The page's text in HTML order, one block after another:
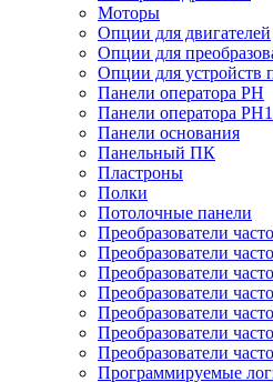
Моторы
Опции для двигателей
Опции для
Опции для устройств
Панели оператора PH
Панели оператора PH1
Панели основания
Панельный ПК
Пластроны
Полки
Потолочные панели
Преобразователи
Преобразователи
Преобразователи
Преобразователи
Преобразователи
Преобразователи
Преобразователи
Программируемые